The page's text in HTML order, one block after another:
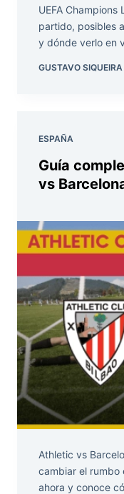
UEFA
partido, posibles
y dónde verlo en
GUSTAVO SIQUEIRA
ESPAÑA
Guía
vs
Athletic vs
cambiar el rumbo
ahora y conoce